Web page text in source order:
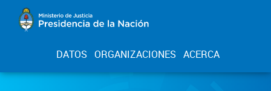
DATOS ORGANIZACIONES ACERCA